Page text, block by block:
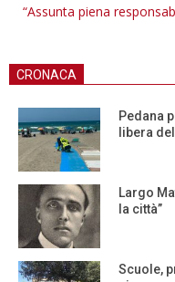
“Assunta piena
CRONACA
Pedana
libera
Largo
la città”
Scuole,